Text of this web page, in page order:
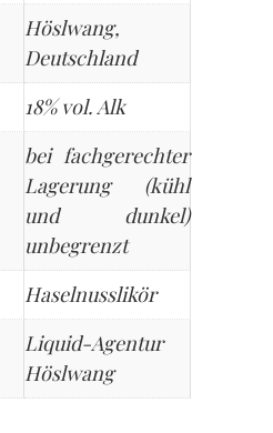
Höslwang,
Deutschland
18% vol. Alk
bei fachgerechter
Lagerung (kühl
und dunkel)
unbegrenzt
Haselnusslikör
Liquid-Agentur
Höslwang